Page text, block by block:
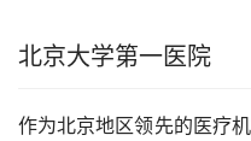
北京大学第一医院
作为北京地区领先的医疗